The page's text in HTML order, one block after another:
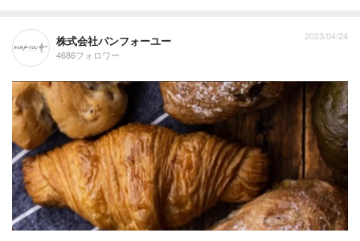
株式会社パンフォーユー
4686フォロワー
2023/04/24